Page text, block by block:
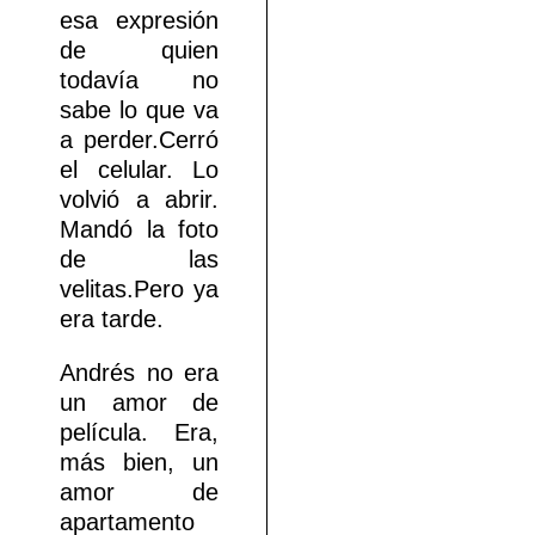
esa expresión
de quien
todavía no
sabe lo que va
a perder.Cerró
el celular. Lo
volvió a abrir.
Mandó la foto
de las
velitas.Pero ya
era tarde.
Andrés no era
un amor de
película. Era,
más bien, un
amor de
apartamento